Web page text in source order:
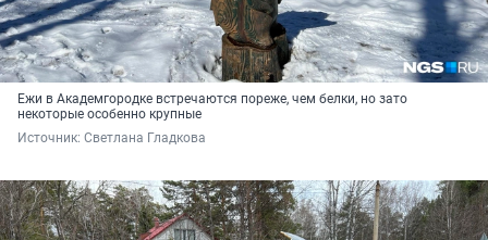
Ежи в Академгородке встречаются пореже, чем белки, но зато
некоторые особенно крупные
Источник: Светлана Гладкова